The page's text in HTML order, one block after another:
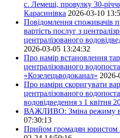
с. Лемеші, провулку 30-
Карасинівка 2026-03-10
Повідомлення споживачів
вартість послуг з
централізованого
2026-03-05 13:24:32
Про намір встановлення
централізованого
«Козелецьводоканал» 2026-
Про наміри скоригувати
централізованого
водовідведення з 1 квітня
ВАЖЛИВО: Зміна режиму
07:30:13
Прийом громадян юристом